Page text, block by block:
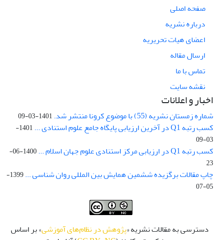
صفحه اصلی
درباره نشریه
اعضای هیات تحریریه
ارسال مقاله
تماس با ما
نقشه سایت
اخبار و اعلانات
شماره زمستان نشریه (55) با موضوع کرونا منتشر شد. 1401-03-09
کسب رتبه Q1 در آخرین ارزیابی پایگاه جامع علوم استنادی ...
1401-
03-09
کسب رتبه Q1 در ارزیابی مرکز استنادی علوم جهان اسلام ...
1400-06-
23
چاپ مقالات برگزیده ششمین همایش بین المللی روان شناسی ...
1399-
05-07
دسترسی به مقالات نشریه «پژوهش در نظام‌های آموزشی» بر اساس